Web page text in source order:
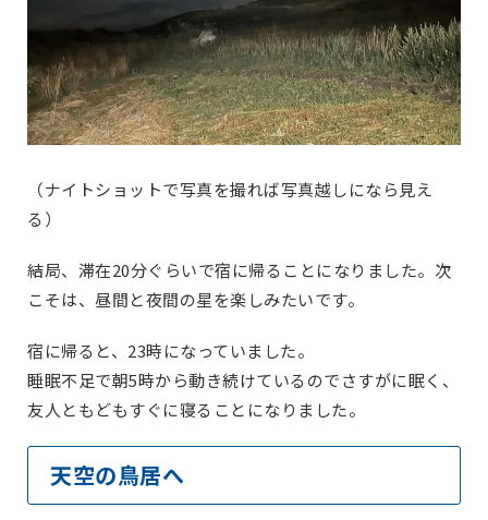
（ナイトショットで写真を撮れば写真越しになら見え
る）
結局、滞在20分ぐらいで宿に帰ることになりました。次
こそは、昼間と夜間の星を楽しみたいです。
宿に帰ると、23時になっていました。
睡眠不足で朝5時から動き続けているのでさすがに眠く、
友人ともどもすぐに寝ることになりました。
天空の鳥居へ